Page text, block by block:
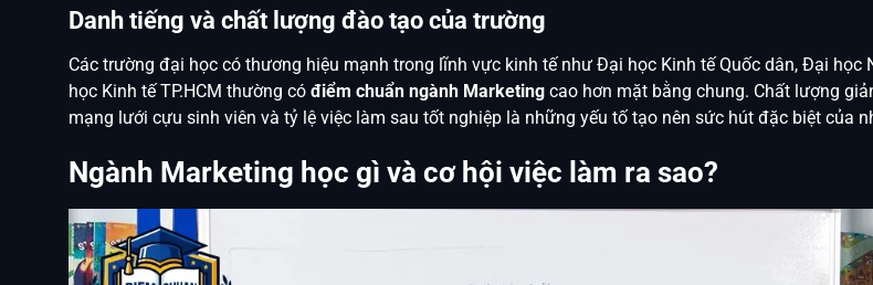
Danh tiếng và chất lượng đào tạo của trường
Các trường đại học có thương hiệu mạnh trong lĩnh vực kinh tế như Đại học Kinh tế Quốc dân, Đại học
học Kinh tế TP.HCM thường có điểm chuẩn ngành Marketing cao hơn mặt bằng chung. Chất lượng
mạng lưới cựu sinh viên và tỷ lệ việc làm sau tốt nghiệp là những yếu tố tạo nên sức hút đặc biệt của
Ngành Marketing học gì và cơ hội việc làm ra sao?